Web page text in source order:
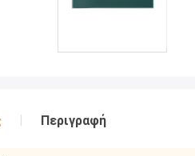
Περιγραφή